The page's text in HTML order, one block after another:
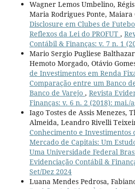
Wagner Lemos Umbelino,
Maria Rodrigues Ponte, Maiara
Disclosure em Clubes de
Reflexos da Lei do PROFUT ,
Contábil & Finanças: v. 7 n. 1
Mario Sergio Pugliese
Hemoto Morgado, Otávio
de Investimentos em Renda
Comparação entre um Banco
Banco de Varejo , Revista
Finanças: v. 6 n. 2 (2018): mai./
Iago Tostes de Assis Menezes,
Almeida, Leandro Rivelli
Conhecimento e Investimentos
Mercado de Capitais: Um
Uma Universidade Federal
Evidenciação Contábil &
Set/Dez 2024
Luana Mendes Pedrosa,